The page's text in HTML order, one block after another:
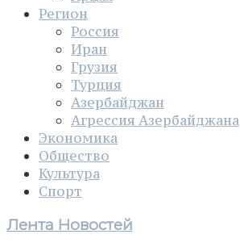
Регион
Россия
Иран
Грузия
Турция
Азербайджан
Агрессия Азербайджана
Экономика
Общество
Культура
Спорт
Лента Новостей